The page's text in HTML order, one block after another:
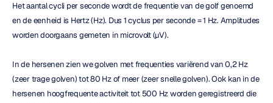
Het aantal cycli per seconde wordt de frequentie van de golf genoemd
en de eenheid is Hertz (Hz). Dus 1 cyclus per seconde = 1 Hz. Amplitudes
worden doorgaans gemeten in microvolt (µV).
In de hersenen zien we golven met frequenties variërend van 0,2 Hz
(zeer trage golven) tot 80 Hz of meer (zeer snelle golven). Ook kan in de
hersenen hoogfrequente activiteit tot 500 Hz worden geregistreerd die